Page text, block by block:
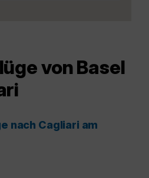
von Basel
nach Cagliari am